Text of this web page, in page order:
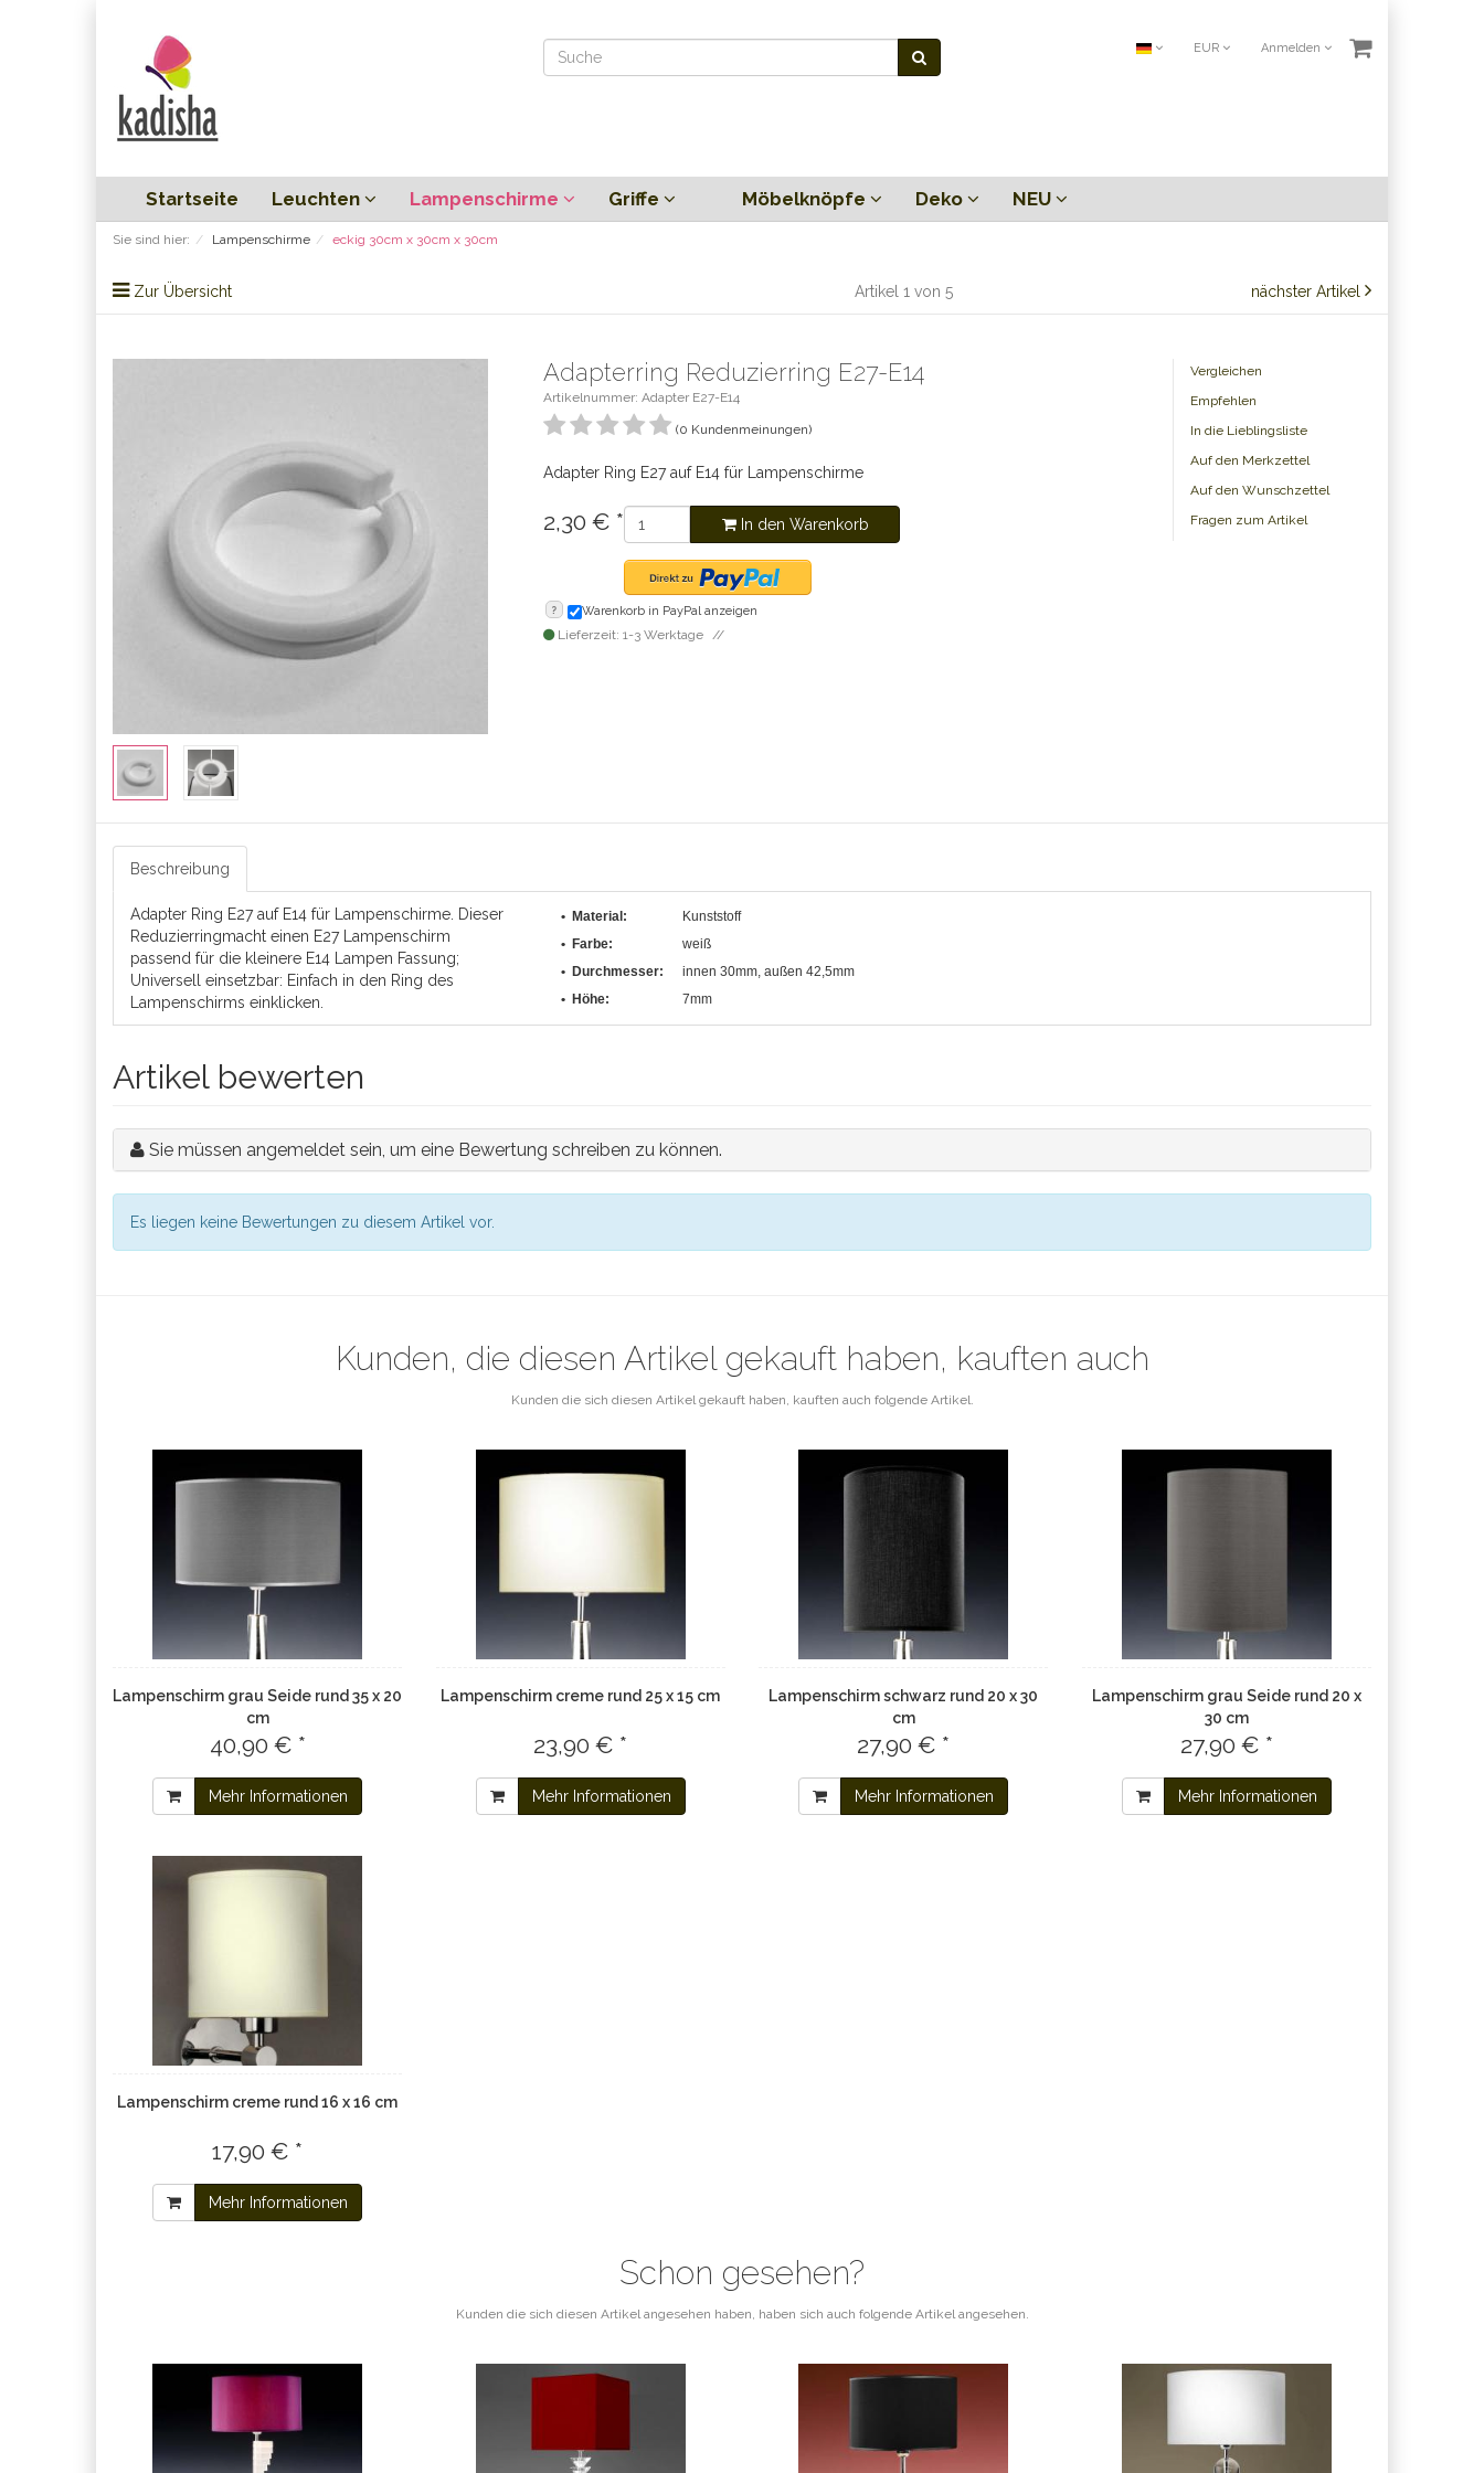
EUR Anmelden
Startseite Leuchten Lampenschirme Griffe Möbelknöpfe Deko NEU
Sie sind hier: Lampenschirme eckig 30cm x 30cm x 30cm
Zur Übersicht Artikel 1 von 5 nächster Artikel
Adapterring Reduzierring E27-E14
Artikelnummer: Adapter E27-E14
(0 Kundenmeinungen)
Adapter Ring E27 auf E14 für Lampenschirme
2,30 € * In den Warenkorb
? Warenkorb in PayPal anzeigen
Lieferzeit: 1-3 Werktage
Vergleichen
Empfehlen
In die Lieblingsliste
Auf den Merkzettel
Auf den Wunschzettel
Fragen zum Artikel
Beschreibung
Adapter Ring E27 auf E14 für Lampenschirme. Dieser
Reduzierringmacht einen E27 Lampenschirm
passend für die kleinere E14 Lampen Fassung;
Universell einsetzbar: Einfach in den Ring des
Lampenschirms einklicken.
• Material:
Kunststoff
• Farbe:
weiß
• Durchmesser:
innen 30mm, außen 42,5mm
• Höhe:
7mm
Artikel bewerten
Sie müssen angemeldet sein, um eine Bewertung schreiben zu können.
Es liegen keine Bewertungen zu diesem Artikel vor.
Kunden, die diesen Artikel gekauft haben, kauften auch
Kunden die sich diesen Artikel gekauft haben, kauften auch folgende Artikel.
Lampenschirm grau Seide rund 35 x 20
cm
40,90 € *
Mehr Informationen
Lampenschirm creme rund 25 x 15 cm
23,90 € *
Mehr Informationen
Lampenschirm schwarz rund 20 x 30
cm
27,90 € *
Mehr Informationen
Lampenschirm grau Seide rund 20 x
30 cm
27,90 € *
Mehr Informationen
Lampenschirm creme rund 16 x 16 cm
17,90 € *
Mehr Informationen
Schon gesehen?
Kunden die sich diesen Artikel angesehen haben, haben sich auch folgende Artikel angesehen.